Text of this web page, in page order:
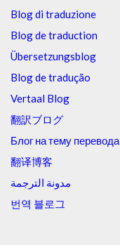
Blog di traduzione
Blog de traduction
Übersetzungsblog
Blog de tradução
Vertaal Blog
翻訳ブログ
Блог на тему перевода
翻译博客
مدونة الترجمة
번역 블로그